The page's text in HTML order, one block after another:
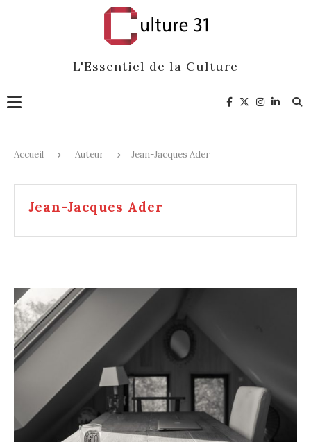
L'Essentiel de la Culture
Accueil Auteur Jean-Jacques Ader
Jean-Jacques Ader